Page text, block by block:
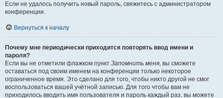
Если не удалось получить новый пароль, свяжитесь с администратором
конференции.
Вернуться к началу
Почему мне периодически приходится повторять ввод имени и
пароля?
Если вы не отметили флажком пункт Запомнить меня, вы сможете
оставаться под своим именем на конференции только некоторое
ограниченное время. Это сделано для того, чтобы никто другой не смог
воспользоваться вашей учётной записью. Для того чтобы вам не
приходилось вводить имя пользователя и пароль каждый раз, вы можете